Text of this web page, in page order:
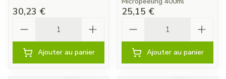
30,23 €
Ajouter au panier
25,15 €
Ajouter au panier